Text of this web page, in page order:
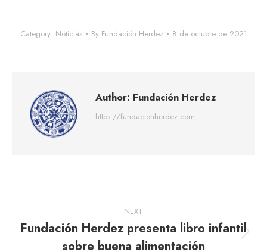
Category: Noticias By Fundación Herdez 8 de octubre de 2021
Author: Fundación Herdez
https://fundacionherdez.com
navigation
NEXT
Next
Fundación Herdez presenta libro infantil
sobre buena alimentación